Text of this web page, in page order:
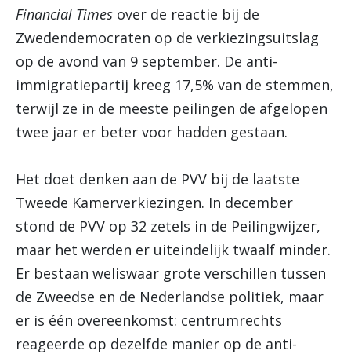
Financial Times over de reactie bij de
Zwedendemocraten op de verkiezingsuitslag
op de avond van 9 september. De anti-
immigratiepartij kreeg 17,5% van de stemmen,
terwijl ze in de meeste peilingen de afgelopen
twee jaar er beter voor hadden gestaan.
Het doet denken aan de PVV bij de laatste
Tweede Kamerverkiezingen. In december
stond de PVV op 32 zetels in de Peilingwijzer,
maar het werden er uiteindelijk twaalf minder.
Er bestaan weliswaar grote verschillen tussen
de Zweedse en de Nederlandse politiek, maar
er is één overeenkomst: centrumrechts
reageerde op dezelfde manier op de anti-